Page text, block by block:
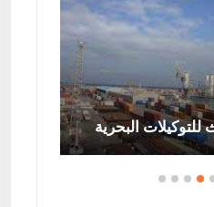
البحرية